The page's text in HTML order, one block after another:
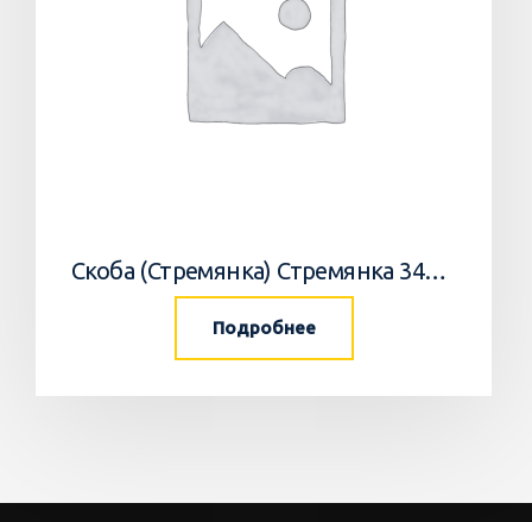
Скоба (Стремянка) Стремянка 34033502 Horsch
Подробнее